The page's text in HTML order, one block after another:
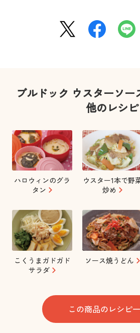
ブルドック ウスターソー
他のレシピ
ハロウィンのグラ
タン
ウスター1本で野
炒め
こくうまガドガド
サラダ
ソース焼うどん
この商品のレシピ